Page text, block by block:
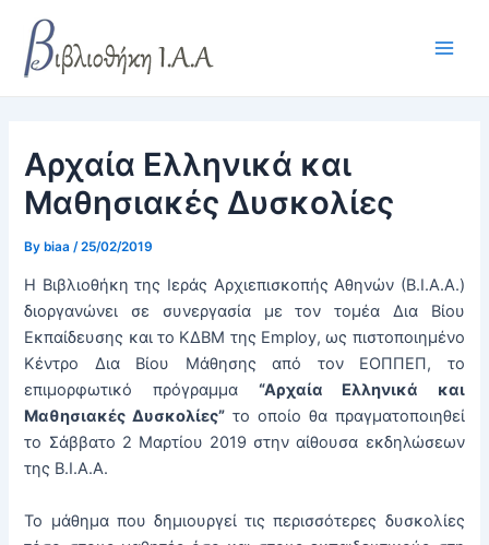
content
Αρχαία Ελληνικά και
Μαθησιακές Δυσκολίες
By biaa/25/02/2019
H Βιβλιοθήκη της Ιεράς Αρχιεπισκοπής Αθηνών (Β.Ι.Α.Α.)
διοργανώνει σε συνεργασία με τον τομέα Δια Βίου
Εκπαίδευσης και το ΚΔΒΜ της Employ, ως πιστοποιημένο
Κέντρο Δια Βίου Μάθησης από τον ΕΟΠΠΕΠ, το
επιμορφωτικό πρόγραμμα “Αρχαία Ελληνικά και
Μαθησιακές Δυσκολίες” το οποίο θα πραγματοποιηθεί
το Σάββατο 2 Μαρτίου 2019 στην αίθουσα εκδηλώσεων
της Β.Ι.Α.Α.
Το μάθημα που δημιουργεί τις περισσότερες δυσκολίες
navigation